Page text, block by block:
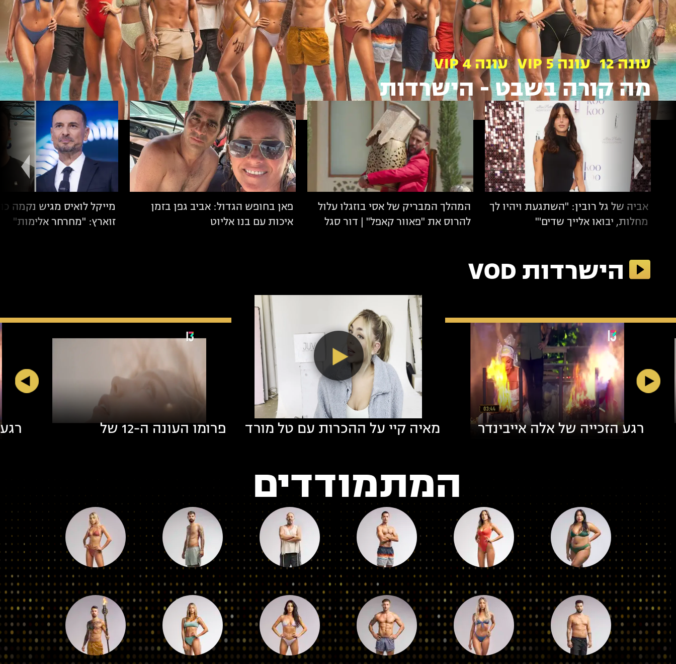
עונה 12 עונה 5 VIP עונה 4 VIP
מה קורה בשבט -הישרדות
אביה של גל רובין: "השתגעת ויהיו לך
מחלות, יבואו אלייך שדים'"
המהלך המבריק של אסי בוזגלו עלול
להרוס את "פאוור קאפל" | דור סגל
פאן בחופש הגדול: אביב גפן בזמן
איכות עם בנו אליוט
מייקל לואיס מגיש נקמה
זוארץ: "מחרחר אלימות"
הישרדות VOD
פרומו העונה ה-12 של
מאיה קיי על ההכרות עם טל מורד
רגע הזכייה של אלה אייבינדר
המתמודדים